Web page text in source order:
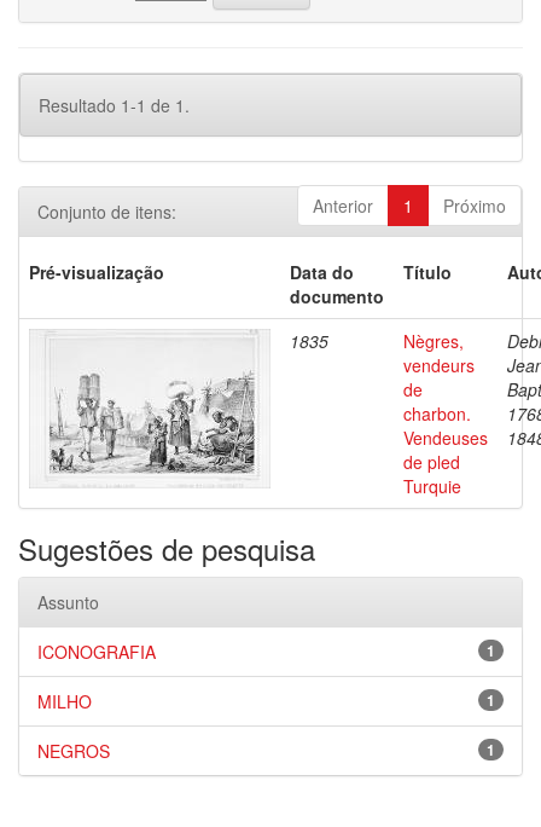
Resultado 1-1 de 1.
Anterior 1 Próximo
Conjunto de itens:
Pré-visualização
Data do
documento
Título
1835
Nègres,
vendeurs
de
charbon.
Vendeuses
de pled
Turquie
Sugestões de pesquisa
Assunto
1
ICONOGRAFIA
1
MILHO
1
NEGROS